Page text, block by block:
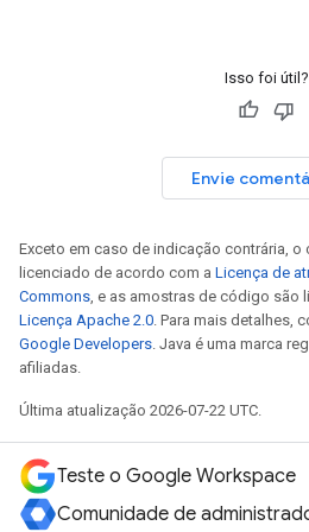
Isso foi útil?
Envie
Exceto em caso de indicação contrária,
licenciado de acordo com a Licença de
Commons, e as amostras de código são
Licença Apache 2.0. Para mais detalhes,
Google Developers. Java é uma marca
afiliadas.
Última atualização 2026-07-22 UTC.
Teste o Google Workspace
Comunidade de